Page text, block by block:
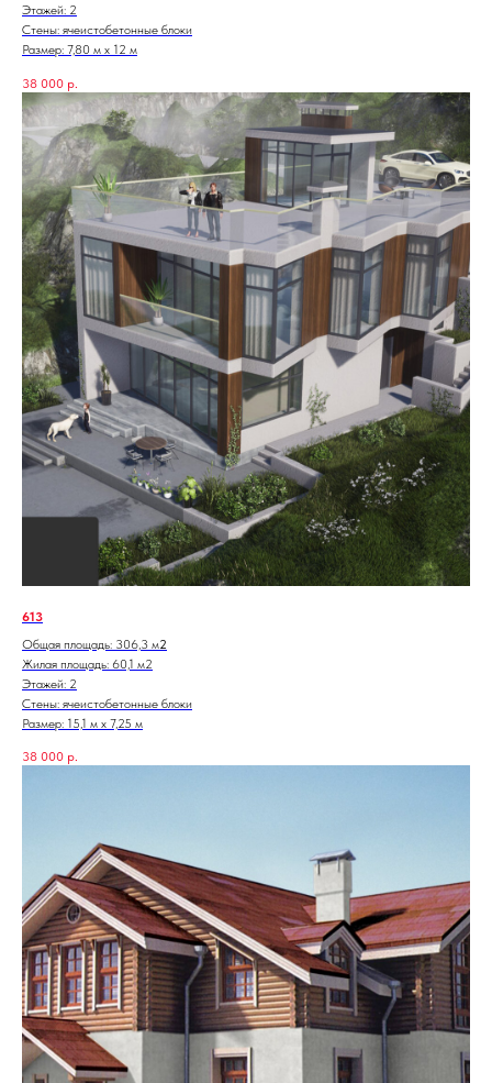
Этажей: 2
Стены: ячеистобетонные блоки
Размер: 7,80 м х 12 м
38 000 р.
613
Общая площадь: 306,3 м2
Жилая площадь: 60,1 м2
Этажей: 2
Стены: ячеистобетонные блоки
Размер: 15,1 м х 7,25 м
38 000 р.